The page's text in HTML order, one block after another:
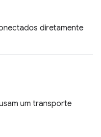
diretamente
um transporte